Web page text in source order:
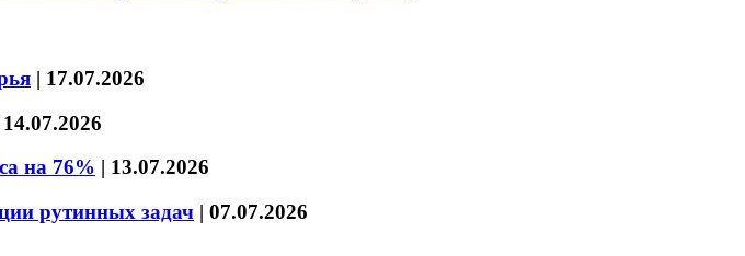
| 17.07.2026
14.07.2026
на 76% | 13.07.2026
рутинных задач | 07.07.2026